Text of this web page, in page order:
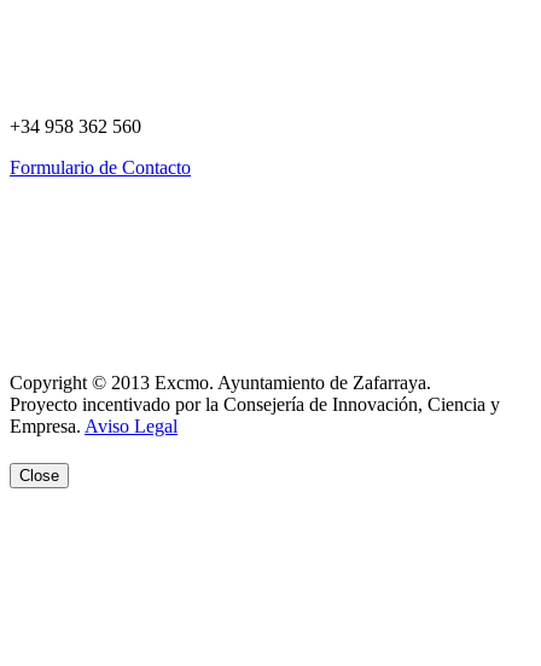
+34 958 362 560
Formulario de Contacto
Copyright © 2013 Excmo. Ayuntamiento de Zafarraya.
Proyecto incentivado por la Consejería de Innovación, Ciencia y
Empresa. Aviso Legal
Close